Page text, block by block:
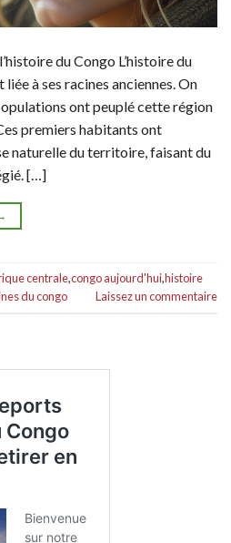
du Congo L’histoire du
à ses racines anciennes. On
ont peuplé cette région
premiers habitants ont
naturelle du territoire, faisant du
[…]
centrale,congo aujourd'hui,histoire
du congo Laissez un commentaire